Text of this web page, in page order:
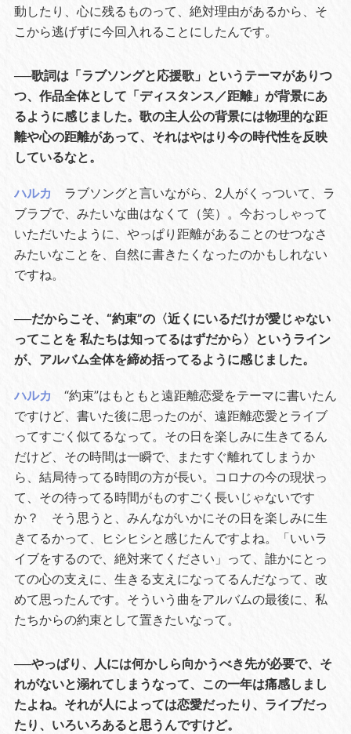
動したり、心に残るものって、絶対理由があるから、そ
こから逃げずに今回入れることにしたんです。
──歌詞は「ラブソングと応援歌」というテーマがありつ
つ、作品全体として「ディスタンス／距離」が背景にあ
るように感じました。歌の主人公の背景には物理的な距
離や心の距離があって、それはやはり今の時代性を反映
しているなと。
ハルカ
ラブソングと言いながら、2人がくっついて、ラ
ブラブで、みたいな曲はなくて（笑）。今おっしゃって
いただいたように、やっぱり距離があることのせつなさ
みたいなことを、自然に書きたくなったのかもしれない
ですね。
──だからこそ、“約束”の〈近くにいるだけが愛じゃない
ってことを 私たちは知ってるはずだから〉というライン
が、アルバム全体を締め括ってるように感じました。
ハルカ
“約束”はもともと遠距離恋愛をテーマに書いたん
ですけど、書いた後に思ったのが、遠距離恋愛とライブ
ってすごく似てるなって。その日を楽しみに生きてるん
だけど、その時間は一瞬で、またすぐ離れてしまうか
ら、結局待ってる時間の方が長い。コロナの今の現状っ
て、その待ってる時間がものすごく長いじゃないです
か？ そう思うと、みんながいかにその日を楽しみに生
きてるかって、ヒシヒシと感じたんですよね。「いいラ
イブをするので、絶対来てください」って、誰かにとっ
ての心の支えに、生きる支えになってるんだなって、改
めて思ったんです。そういう曲をアルバムの最後に、私
たちからの約束として置きたいなって。
──やっぱり、人には何かしら向かうべき先が必要で、そ
れがないと溺れてしまうなって、この一年は痛感しまし
たよね。それが人によっては恋愛だったり、ライブだっ
たり、いろいろあると思うんですけど。